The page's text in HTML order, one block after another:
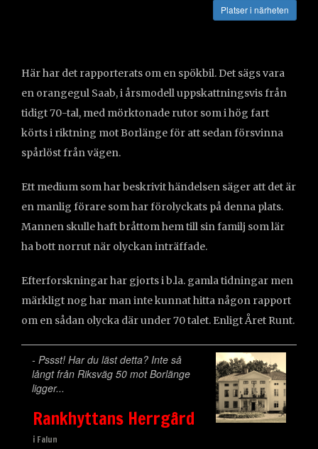
Platser i närheten
Här har det rapporterats om en spökbil. Det sägs vara
en orangegul Saab, i årsmodell uppskattningsvis från
tidigt 70-tal, med mörktonade rutor som i hög fart
körts i riktning mot Borlänge för att sedan försvinna
spårlöst från vägen.
Ett medium som har beskrivit händelsen säger att det är
en manlig förare som har förolyckats på denna plats.
Mannen skulle haft bråttom hem till sin familj som lär
ha bott norrut när olyckan inträffade.
Efterforskningar har gjorts i b.la. gamla tidningar men
märkligt nog har man inte kunnat hitta någon rapport
om en sådan olycka där under 70 talet. Enligt Året Runt.
- Pssst! Har du läst detta? Inte så
långt från Riksväg 50 mot Borlänge
ligger...
Rankhyttans Herrgård
i Falun